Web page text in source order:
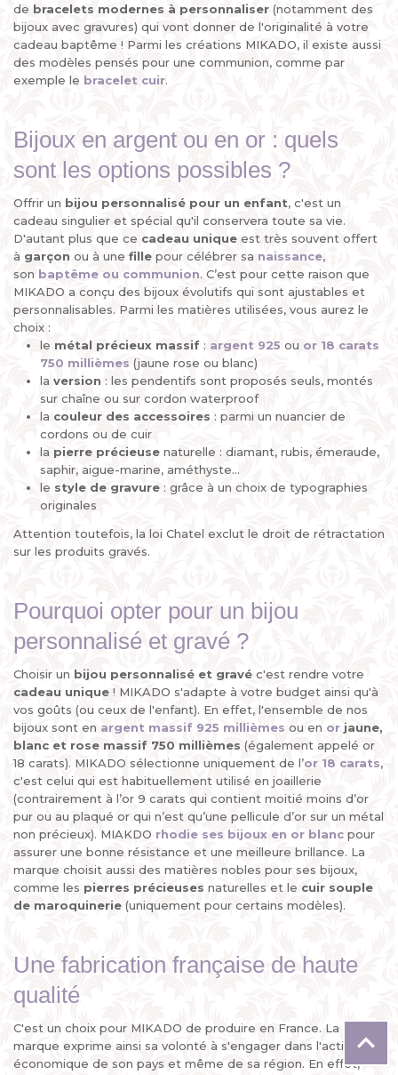

de bracelets modernes à personnaliser (notamment des
bijoux avec gravures) qui vont donner de l'originalité à votre
cadeau baptême ! Parmi les créations MIKADO, il existe aussi
des modèles pensés pour une communion, comme par
exemple le bracelet cuir.
Bijoux en argent ou en or : quels
sont les options possibles ?
Offrir un bijou personnalisé pour un enfant, c'est un
cadeau singulier et spécial qu'il conservera toute sa vie.
D'autant plus que ce cadeau unique est très souvent offert
à garçon ou à une fille pour célébrer sa naissance,
son baptême ou communion. C’est pour cette raison que
MIKADO a conçu des bijoux évolutifs qui sont ajustables et
personnalisables. Parmi les matières utilisées, vous aurez le
choix :
le métal précieux massif : argent 925 ou or 18 carats
750 millièmes (jaune rose ou blanc)
la version : les pendentifs sont proposés seuls, montés
sur chaîne ou sur cordon waterproof
la couleur des accessoires : parmi un nuancier de
cordons ou de cuir
la pierre précieuse naturelle : diamant, rubis, émeraude,
saphir, aigue-marine, améthyste...
le style de gravure : grâce à un choix de typographies
originales
Attention toutefois, la loi Chatel exclut le droit de rétractation
sur les produits gravés.
Pourquoi opter pour un bijou
personnalisé et gravé ?
Choisir un bijou personnalisé et gravé c'est rendre votre
cadeau unique ! MIKADO s'adapte à votre budget ainsi qu'à
vos goûts (ou ceux de l'enfant). En effet, l'ensemble de nos
bijoux sont en argent massif 925 millièmes ou en or jaune,
blanc et rose massif 750 millièmes (également appelé or
18 carats). MIKADO sélectionne uniquement de l’or 18 carats,
c'est celui qui est habituellement utilisé en joaillerie
(contrairement à l’or 9 carats qui contient moitié moins d’or
pur ou au plaqué or qui n’est qu’une pellicule d’or sur un métal
non précieux). MIAKDO rhodie ses bijoux en or blanc pour
assurer une bonne résistance et une meilleure brillance. La
marque choisit aussi des matières nobles pour ses bijoux,
comme les pierres précieuses naturelles et le cuir souple
de maroquinerie (uniquement pour certains modèles).
Une fabrication française de haute
qualité
C'est un choix pour MIKADO de produire en France. La
marque exprime ainsi sa volonté à s'engager dans l'activité
économique de son pays et même de sa région. En effet,